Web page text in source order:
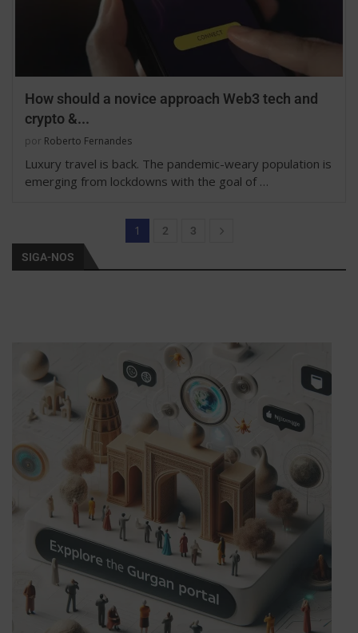
How should a novice approach Web3 tech and
crypto &...
por Roberto Fernandes
Luxury travel is back. The pandemic-weary population is
emerging from lockdowns with the goal of …
1 2 3
SIGA-NOS